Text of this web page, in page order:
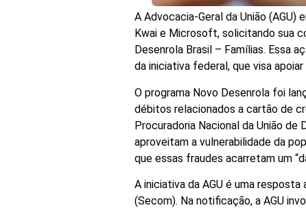
A Advocacia-Geral da União
Kwai e Microsoft, solicitando sua
Desenrola Brasil – Famílias. Essa
da iniciativa federal, que visa
O programa Novo Desenrola foi
débitos relacionados a cartão de
Procuradoria Nacional da União
aproveitam a vulnerabilidade da
que essas fraudes acarretam um
A iniciativa da AGU é uma
(Secom). Na notificação, a AGU